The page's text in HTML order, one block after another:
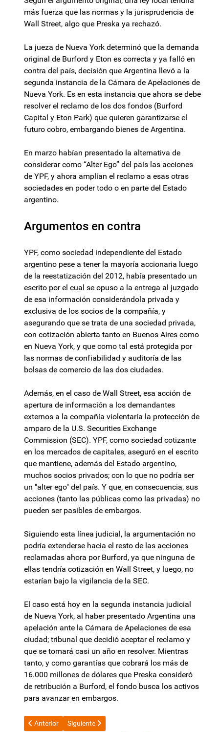
más fuerza que las normas y la jurisprudencia de
Wall Street, algo que Preska ya rechazó.
La jueza de Nueva York determinó que la demanda
original de Burford y Eton es correcta y ya falló en
contra del país, decisión que Argentina llevó a la
segunda instancia de la Cámara de Apelaciones de
Nueva York. Es en esta instancia que ahora se debe
resolver el reclamo de los dos fondos (Burford
Capital y Eton Park) que quieren garantizarse el
futuro cobro, embargando bienes de Argentina.
En marzo habían presentado la alternativa de
considerar como “Alter Ego” del país las acciones
de YPF, y ahora amplían el reclamo a esas otras
sociedades en poder todo o en parte del Estado
argentino.
Argumentos en contra
YPF, como sociedad independiente del Estado
argentino pese a tener la mayoría accionaria luego
de la reestatización del 2012, había presentado un
escrito por el cual se opuso a la entrega al juzgado
de esa información considerándola privada y
exclusiva de los socios de la compañía, y
asegurando que se trata de una sociedad privada,
con cotización abierta tanto en Buenos Aires como
en Nueva York, y que como tal está protegida por
las normas de confiabilidad y auditoría de las
bolsas de comercio de las dos ciudades.
Además, en el caso de Wall Street, esa acción de
apertura de información a los demandantes
externos a la compañía violentaría la protección de
amparo de la U.S. Securities Exchange
Commission (SEC). YPF, como sociedad cotizante
en los mercados de capitales, aseguró en el escrito
que mantiene, además del Estado argentino,
muchos socios privados; con lo que no podría ser
un "alter ego" del país. Y que, en consecuencia, sus
acciones (tanto las públicas como las privadas) no
pueden ser pasibles de embargos.
Siguiendo esta línea judicial, la argumentación no
podría extenderse hacia el resto de las acciones
reclamadas ahora por Burford, ya que ninguna de
ellas tendría cotización en Wall Street, y luego, no
estarían bajo la vigilancia de la SEC.
El caso está hoy en la segunda instancia judicial
de Nueva York, al haber presentado Argentina una
apelación ante la Cámara de Apelaciones de esa
ciudad; tribunal que decidió aceptar el reclamo y
que se tomará casi un año en resolver. Mientras
tanto, y como garantías que cobrará los más de
16.000 millones de dólares que Preska consideró
de retribución a Burford, el fondo busca los activos
para avanzar en embargos.
Artículo anterior: El Gobierno abre Tecnópolis para un show
Anterior Artículo siguiente: El Embajador de Israel llegó a
Siguiente